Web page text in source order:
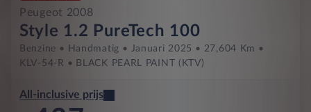
Peugeot 2008
Style 1.2 PureTech 100
Benzine Handmatig Januari 2025
27,604 Km
KLV-54-R
BLACK PEARL PAINT (KTV)
All-inclusive prijs